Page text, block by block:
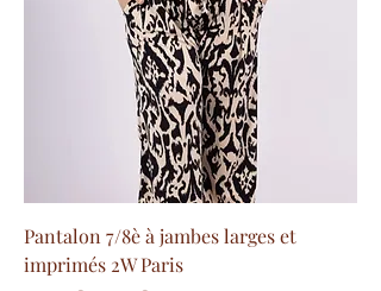
Pantalon 7/8è à jambes larges et
imprimés 2W Paris